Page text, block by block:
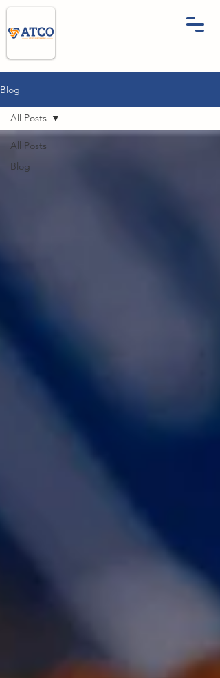
Blog
All Posts
Blog
All Posts